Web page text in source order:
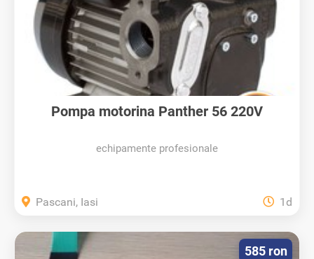
Pompa motorina Panther 56 220V
echipamente profesionale
Pascani, Iasi 1d
585 ron